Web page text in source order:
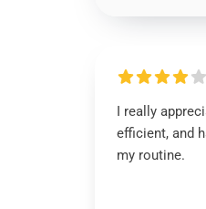
I really
efficient, and
my routine.